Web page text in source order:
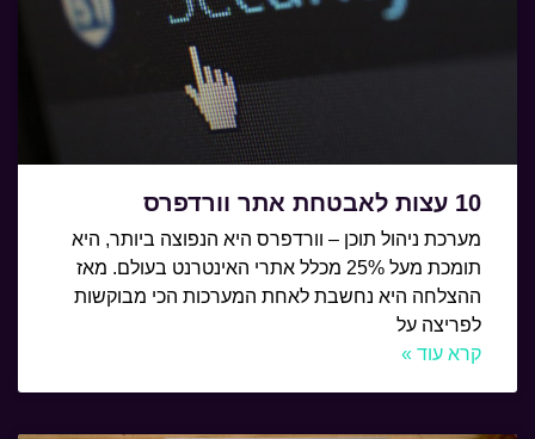
10 עצות לאבטחת אתר וורדפרס
מערכת ניהול תוכן – וורדפרס היא הנפוצה ביותר, היא
תומכת מעל 25% מכלל אתרי האינטרנט בעולם. מאז
ההצלחה היא נחשבת לאחת המערכות הכי מבוקשות
לפריצה על
קרא עוד »